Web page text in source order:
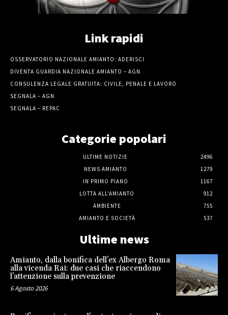
Link rapidi
OSSERVATORIO NAZIONALE AMIANTO: ADERISCI
DIVENTA GUARDIA NAZIONALE AMIANTO – AGN
CONSULENZA LEGALE GRATUITA: CIVILE, PENALE E LAVORO
SEGNALA – AGN
SEGNALA – REPAC
Categorie popolari
ULTIME NOTIZIE
2496
NEWS AMIANTO
1279
IN PRIMO PIANO
1167
LOTTA ALL'AMIANTO
912
AMBIENTE
755
AMIANTO E SOCIETÀ
537
Ultime news
Amianto, dalla bonifica dell’ex Albergo Roma
alla vicenda Rai: due casi che riaccendono
l’attenzione sulla prevenzione
6 Agosto 2026